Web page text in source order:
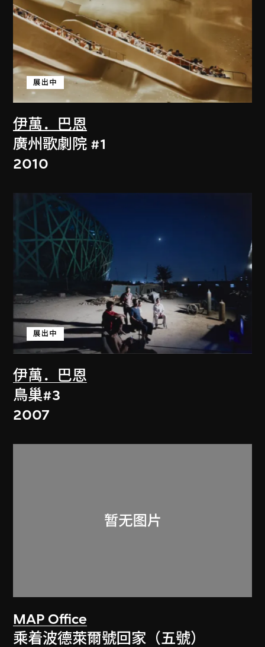
伊萬．巴恩
展出中
廣州歌劇院 #1
2010
伊萬．巴恩
展出中
鳥巢#3
2007
MAP Office
乘着波德萊爾號回家（五號）